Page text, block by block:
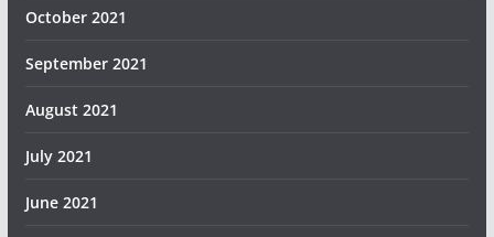
October 2021
September 2021
August 2021
July 2021
June 2021